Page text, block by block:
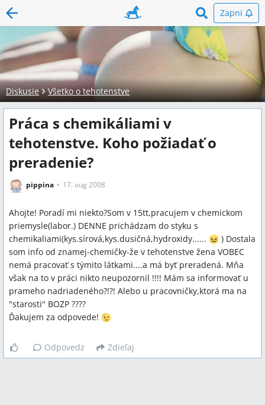
Zapni
Diskusie Všetko o tehotenstve
Práca s chemikáliami v
tehotenstve. Koho požiadať o
preradenie?
pippina 17. aug 2008
Ahojte! Poradí mi niekto?Som v 15tt,pracujem v chemickom
priemysle(labor.) DENNE prichádzam do styku s
chemikaliami(kys.sírová,kys.dusičná,hydroxidy......
) Dostala
som info od znamej-chemičky-že v tehotenstve žena VOBEC
nemá pracovať s týmito látkami....a má byť preradená. Mňa
však na to v práci nikto neupozornil !!!! Mám sa informovať u
prameho nadriadeného?!?! Alebo u pracovničky,ktorá ma na
"starosti" BOZP ????
Ďakujem za odpovede!
Odpovedz Zdieľaj